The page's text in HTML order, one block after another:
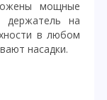
мощные
держатель на
в любом
насадки.